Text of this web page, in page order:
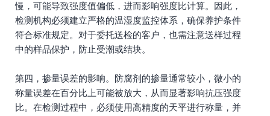
慢，可能导致强度值偏低，进而影响强度比计算。因此，
检测机构必须建立严格的温湿度监控体系，确保养护条件
符合标准规定。对于委托送检的客户，也需注意送样过程
中的样品保护，防止受潮或结块。
第四，掺量误差的影响。防腐剂的掺量通常较小，微小的
称量误差在百分比上可能被放大，从而显著影响抗压强度
比。在检测过程中，必须使用高精度的天平进行称量，并